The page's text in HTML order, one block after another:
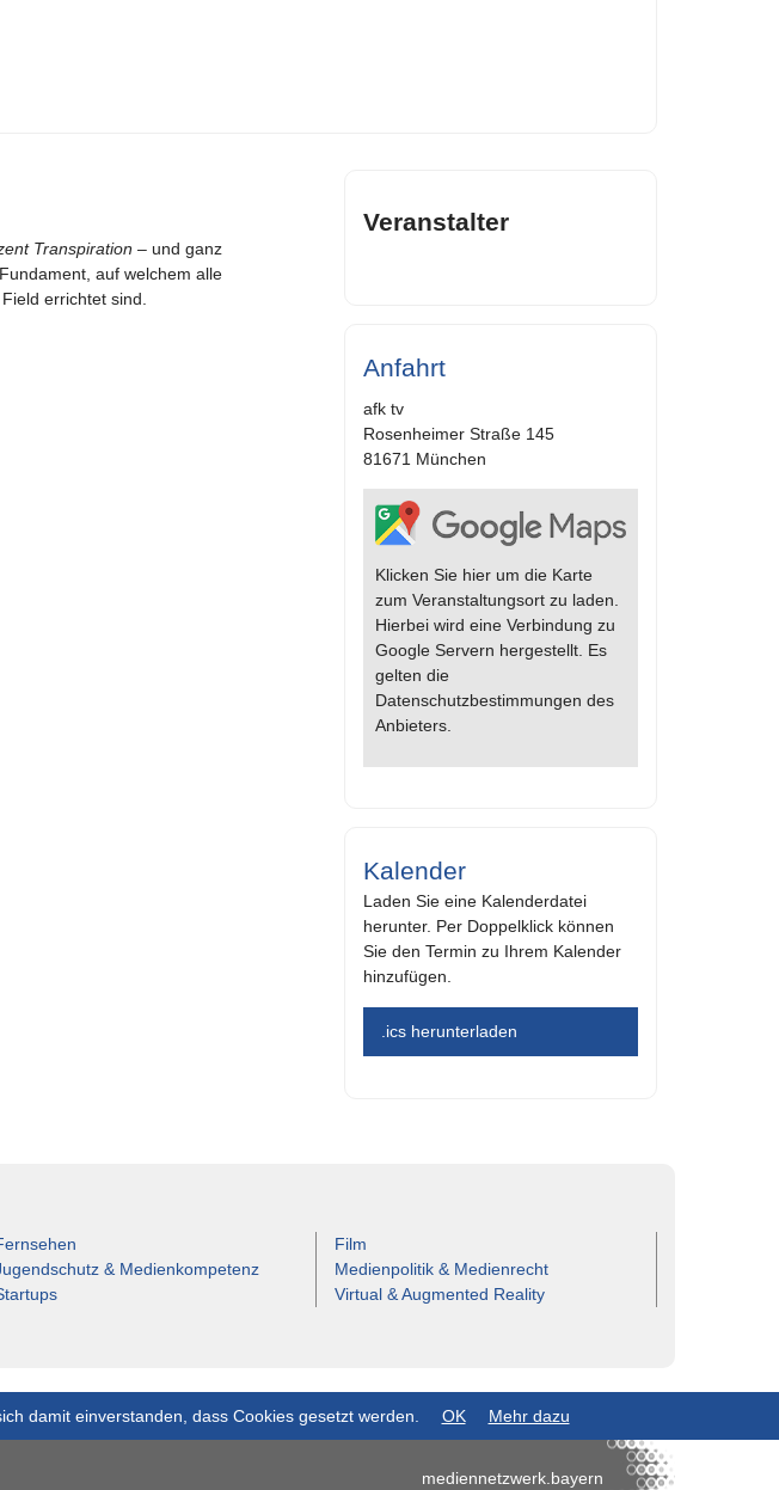
Transpiration – und ganz
auf welchem alle
errichtet sind.
Veranstalter
Anfahrt
afk tv
Rosenheimer Straße 145
81671 München
Klicken Sie hier um die Karte
zum Veranstaltungsort zu laden.
Hierbei wird eine Verbindung zu
Google Servern hergestellt. Es
gelten die
Datenschutzbestimmungen des
Anbieters.
Kalender
Laden Sie eine Kalenderdatei
herunter. Per Doppelklick können
Sie den Termin zu Ihrem Kalender
hinzufügen.
.ics herunterladen
Film
& Medienkompetenz
Medienpolitik & Medienrecht
Virtual & Augmented Reality
mediennetzwerk.bayern
damit einverstanden, dass Cookies gesetzt werden. OK Mehr dazu